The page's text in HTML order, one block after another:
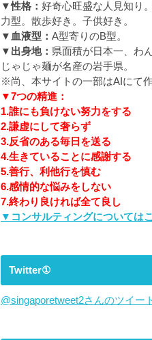
▼性格： 好奇心旺盛な人見知り
力型。散歩好き。子供好き。
▼血液型： A型寄りのB型。
▼出身地： 県面積が日本一、わ
じゃじゃ麺が名産の岩手県。
※尚、本サイトの一部はAIにて作
▼7つの精進：
1.誰にも負けない努力をする
2.謙虚にして奢らず
3.反省のある毎日を送る
4.生きていることに感謝する
5.善行、利他行を慎む
6.感情的な悩みをしない
7.終わり良ければ全て良し
▼コンサルティングについては
Twitter①
@singaporetweet2さんのツイー